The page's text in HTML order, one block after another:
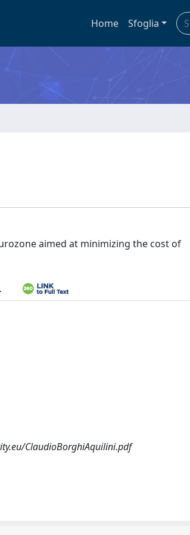
Home Sfoglia
aimed at minimizing the cost of
ClaudioBorghiAquilini.pdf